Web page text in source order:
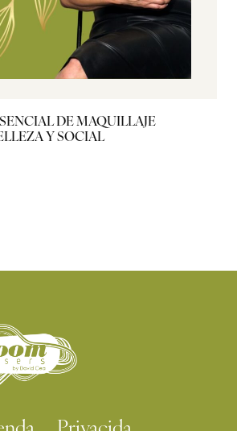
DE MAQUILLAJE
Y SOCIAL